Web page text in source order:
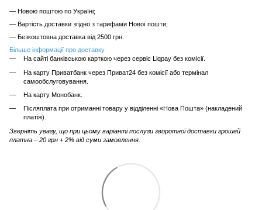
— Новою поштою по Україні;
— Вартість доставки згідно з тарифами Нової пошти;
— Безкоштовна доставка від 2500 грн.
Більше інформації про доставку
На сайті банківською карткою через сервіс Liqpay без комісії.
На карту Приватбанк через Приват24 без комісії або термінал
самообслуговування.
На карту Монобанк.
Післяплата при отриманні товару у відділенні «Нова Пошта» (накладений
платіж).
Зверніть увагу, що при цьому варіанті послуги зворотної доставки грошей
платна – 20 грн + 2% від суми замовлення.